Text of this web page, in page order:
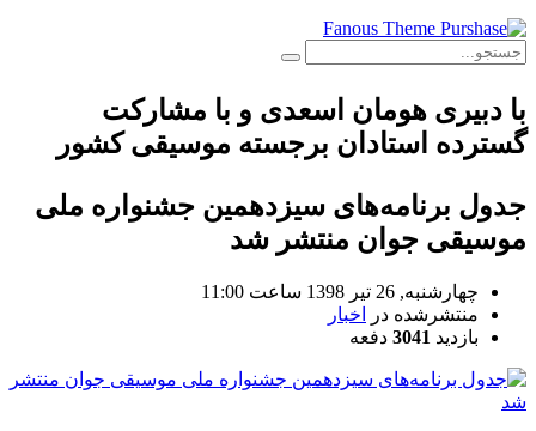
با دبیری هومان اسعدی و با مشارکت
گسترده استادان برجسته موسیقی کشور
جدول برنامه‌های سیزدهمین جشنواره ملی
موسیقی جوان منتشر شد
چهارشنبه, 26 تیر 1398 ساعت 11:00
منتشرشده در
اخبار
بازدید 3041 دفعه